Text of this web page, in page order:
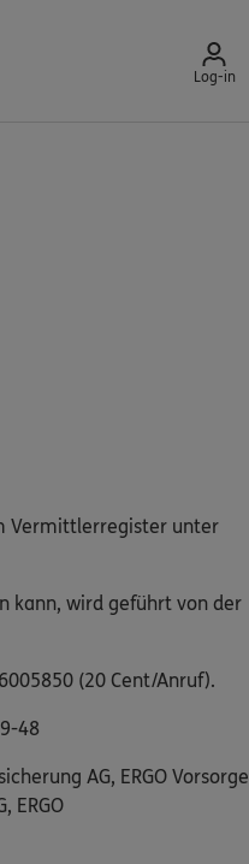
Log-in
Vermittlerregister unter
kann, wird geführt von der
(20 Cent/Anruf).
48
AG, ERGO Vorsorge
ERGO